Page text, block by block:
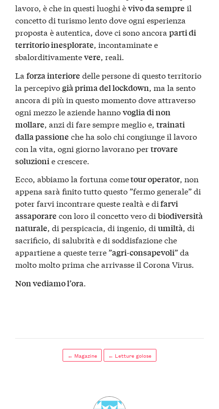
lavoro, è che in questi luoghi èvivo da sempre il
concetto di turismo lento dove ogni esperienza
proposta è autentica, dove ci sono ancoraparti di
territorio inesplorate, incontaminate e
sbalorditivamentevere, reali.
Laforza interiore delle persone di questo territorio
la percepivogià prima del lockdown, ma la sento
ancora di più in questo momento dove attraverso
ogni mezzo le aziende hannovoglia di non
mollare, anzi di fare sempre meglio e,trainati
dalla passione che ha solo chi congiunge il lavoro
con la vita, ogni giorno lavorano pertrovare
soluzionie crescere.
Ecco, abbiamo la fortuna cometour operator, non
appena sarà finito tutto questo ”fermo generale” di
poter farvi incontrare queste realtà e difarvi
assaporare con loro il concetto vero dibiodiversità
naturale, di perspicacia, di ingenio, diumiltà, di
sacrificio, di salubrità e di soddisfazione che
appartiene a queste terre ”agri-consapevoli” da
molto molto prima che arrivasse il Corona Virus.
Non vediamo l’ora.
← Magazine ← Letture golose